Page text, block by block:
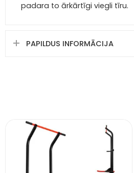
padara to ārkārtīgi viegli tīru.
PAPILDUS INFORMĀCIJA